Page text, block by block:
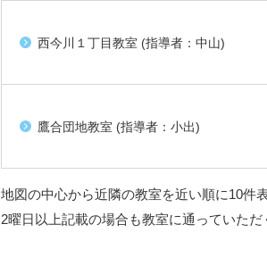
西今川１丁目教室 (指導者：中山)
鷹合団地教室 (指導者：小出)
地図の中心から近隣の教室を近い順に10件
2曜日以上記載の場合も教室に通っていただ